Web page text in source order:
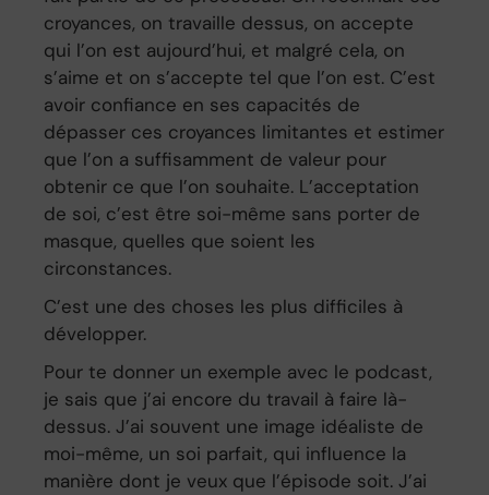
croyances, on travaille dessus, on accepte
qui l’on est aujourd’hui, et malgré cela, on
s’aime et on s’accepte tel que l’on est. C’est
avoir confiance en ses capacités de
dépasser ces croyances limitantes et estimer
que l’on a suffisamment de valeur pour
obtenir ce que l’on souhaite. L’acceptation
de soi, c’est être soi-même sans porter de
masque, quelles que soient les
circonstances.
C’est une des choses les plus difficiles à
développer.
Pour te donner un exemple avec le podcast,
je sais que j’ai encore du travail à faire là-
dessus. J’ai souvent une image idéaliste de
moi-même, un soi parfait, qui influence la
manière dont je veux que l’épisode soit. J’ai